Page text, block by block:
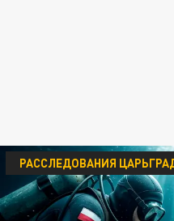
РАССЛЕДОВАНИЯ